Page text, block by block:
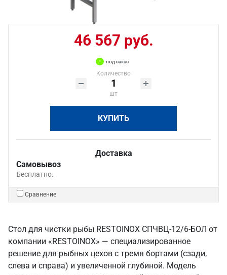
46 567 руб.
под заказ
Количество
шт
КУПИТЬ
Доставка
Самовывоз
Бесплатно.
Сравнение
Стол для чистки рыбы RESTOINOX СПЧВЦ-12/6-БОЛ от
компании «RESTOINOX» — специализированное
решение для рыбных цехов с тремя бортами (сзади,
слева и справа) и увеличенной глубиной. Модель